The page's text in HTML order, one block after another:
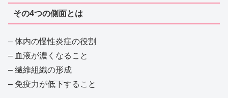
その4つの側面とは
– 体内の慢性炎症の役割
– 血液が濃くなること
– 繊維組織の形成
– 免疫力が低下すること